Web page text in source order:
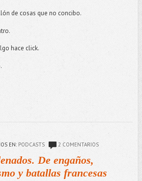
de cosas que no concibo.
hace click.
EN: PODCASTS 2 COMENTARIOS
De engaños,
y batallas francesas